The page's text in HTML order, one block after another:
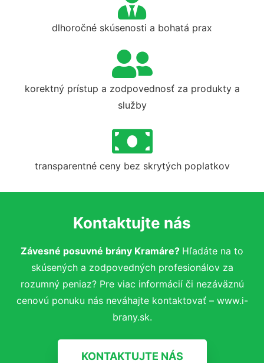
dlhoročné skúsenosti a bohatá prax
korektný prístup a zodpovednosť za produkty a
služby
transparentné ceny bez skrytých poplatkov
Kontaktujte nás
Závesné posuvné brány Kramáre? Hľadáte na to
skúsených a zodpovedných profesionálov za
rozumný peniaz? Pre viac informácií či nezáväznú
cenovú ponuku nás neváhajte kontaktovať – www.i-
brany.sk.
KONTAKTUJTE NÁS